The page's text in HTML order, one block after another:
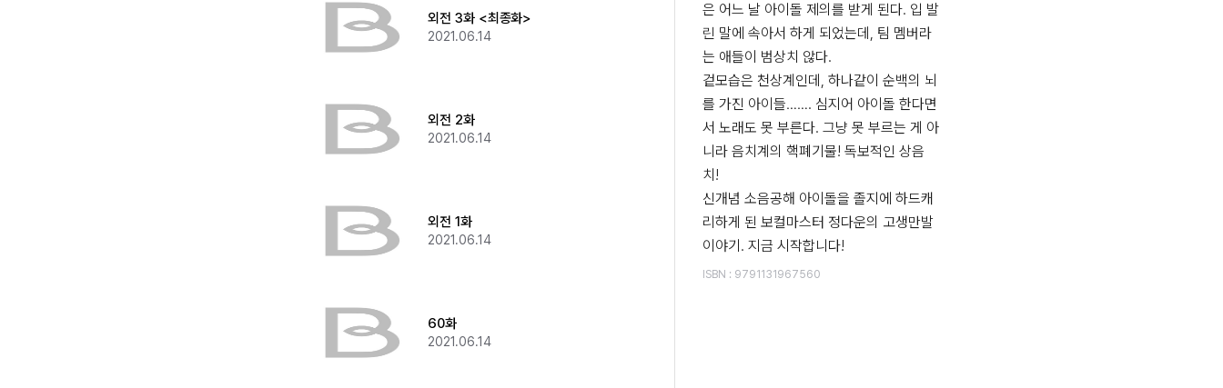
외전 3화 <최종화>
2021.06.14
외전 2화
2021.06.14
외전 1화
2021.06.14
60화
2021.06.14
은 어느 날 아이돌 제의를 받게 된다. 입 발
린 말에 속아서 하게 되었는데, 팀 멤버라
는 애들이 범상치 않다.
겉모습은 천상계인데, 하나같이 순백의 뇌
를 가진 아이들……. 심지어 아이돌 한다면
서 노래도 못 부른다. 그냥 못 부르는 게 아
니라 음치계의 핵폐기물! 독보적인 상음
치!
신개념 소음공해 아이돌을 졸지에 하드캐
리하게 된 보컬마스터 정다운의 고생만발
이야기. 지금 시작합니다!
ISBN : 9791131967560